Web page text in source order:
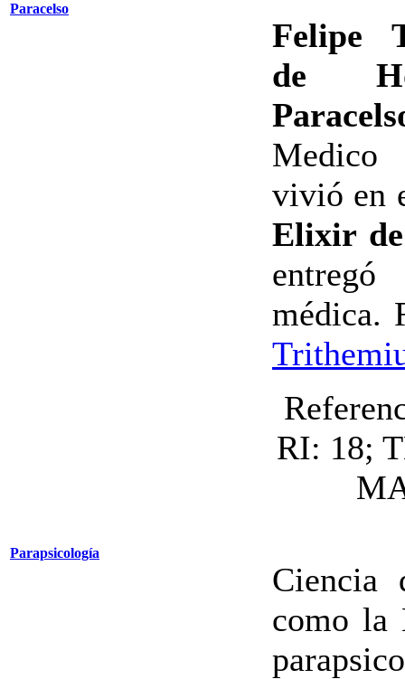
Paracelso
Felipe
de
Medico
vivió en
Elixir
médica.
RI: 18;
Parapsicología
Ciencia
como la